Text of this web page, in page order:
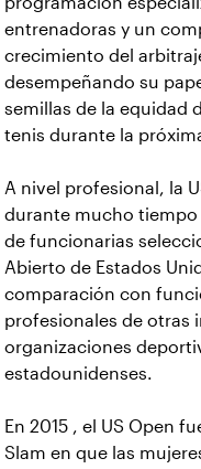
entrenadoras y un
crecimiento del
desempeñando su
semillas de la equidad
tenis durante la
A nivel profesional, la
durante mucho tiempo
de funcionarias
Abierto de Estados
comparación con
profesionales de otras
organizaciones
estadounidenses.
En 2015 , el US Open
Slam en que las